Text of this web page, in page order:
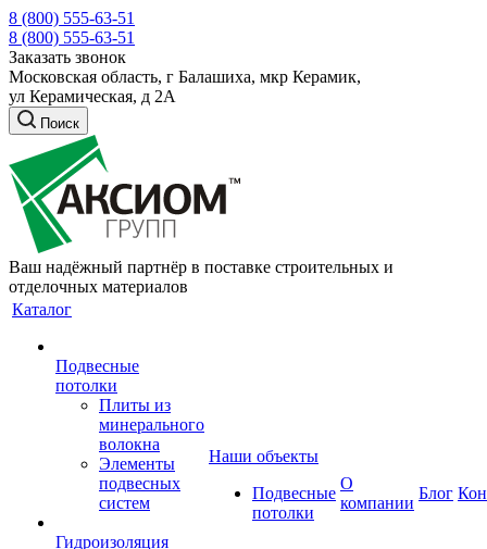
8 (800) 555-63-51
8 (800) 555-63-51
Заказать звонок
Московская область, г Балашиха, мкр Керамик,
ул Керамическая, д 2А
Поиск
Ваш надёжный партнёр в поставке строительных и
отделочных материалов
Каталог
Подвесные
потолки
Плиты из
минерального
волокна
Элементы
подвесных
систем
Гидроизоляция
Наши объекты
Подвесные
потолки
О
компании
Блог